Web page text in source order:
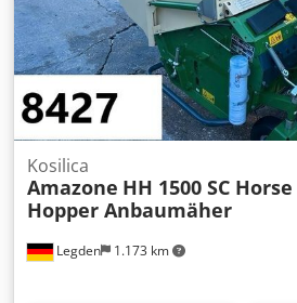
Legden 1.173 km
Kosilica
Amazone HH 1500 SC Horse
Hopper Anbaumäher